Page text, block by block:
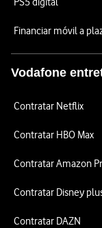
Financiar móvil a
Vodafone
Contratar Netflix
Contratar HBO Max
Contratar Amazon
Contratar Disney
Contratar DAZN